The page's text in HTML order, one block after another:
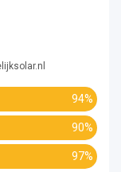
94%
90%
97%